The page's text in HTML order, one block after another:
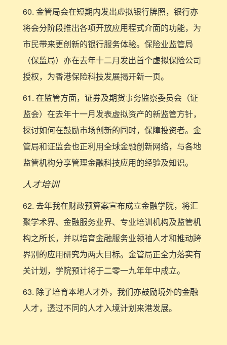
60. 金管局会在短期内发出虚拟银行牌照，银行亦
将会分阶段推出各项开放应用程式介面的功能，为
市民带来更创新的银行服务体验。保险业监管局
（保监局）亦在去年十二月发出首个虚拟保险公司
授权，为香港保险科技发展揭开新一页。
61. 在监管方面，证券及期货事务监察委员会（证
监会）在去年十一月发表虚拟资产的新监管方针，
探讨如何在鼓励市场创新的同时，保障投资者。金
管局和证监会也正利用全球金融创新网络，与各地
监管机构分享管理金融科技应用的经验及知识。
人才培训
62. 去年我在财政预算案宣布成立金融学院，将汇
聚学术界、金融服务业界、专业培训机构及监管机
构之所长，并以培育金融服务业领袖人才和推动跨
界别的应用研究为两大目标。金管局正全力落实有
关计划，学院预计将于二零一九年年中成立。
63. 除了培育本地人才外，我们亦鼓励境外的金融
人才，透过不同的人才入境计划来港发展。